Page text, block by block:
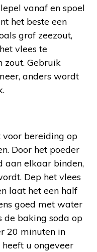
vanaf en spoel
het beste een
grof zeezout,
vlees te
zout. Gebruik
anders wordt
voor bereiding op
Door het poeder
aan elkaar binden,
Dep het vlees
laat het een half
goed met water
de baking soda op
20 minuten in
u ongeveer